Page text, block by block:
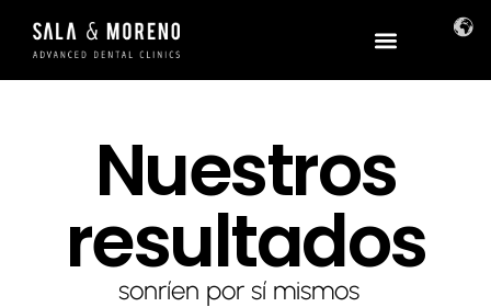
Nuestros
resultados
sonríen por sí mismos